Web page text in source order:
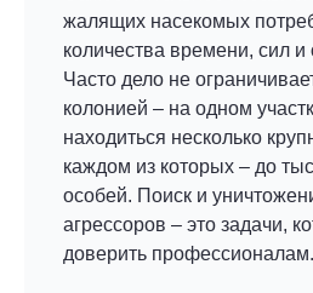
жалящих насекомых
количества времени, сил и
Часто дело не
колонией – на одном
находиться несколько
каждом из которых – до
особей. Поиск и
агрессоров – это задачи,
доверить профессионалам.